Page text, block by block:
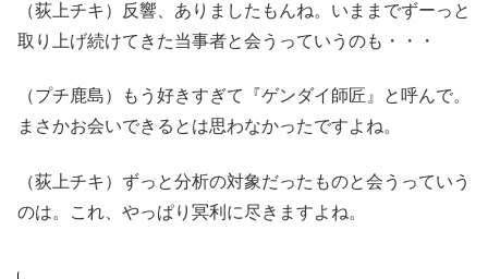
（荻上チキ）反響、ありましたもんね。いままでずーっと
取り上げ続けてきた当事者と会うっていうのも・・・
（プチ鹿島）もう好きすぎて『ゲンダイ師匠』と呼んで。
まさかお会いできるとは思わなかったですよね。
（荻上チキ）ずっと分析の対象だったものと会うっていう
のは。これ、やっぱり冥利に尽きますよね。